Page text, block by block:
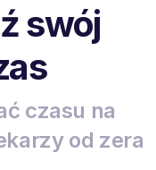
swój
czasu na
od zera